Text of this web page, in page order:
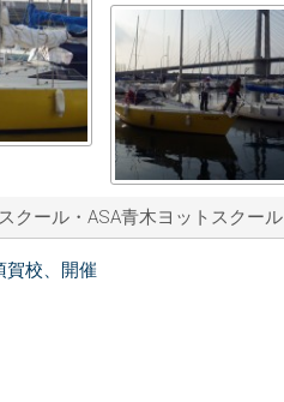
クール・ASA青木ヨットスクール
校、開催